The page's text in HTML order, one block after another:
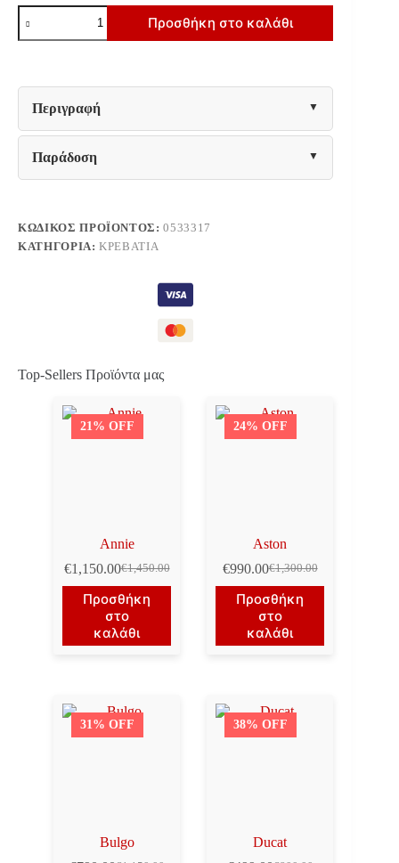
ΚΡΕΒΑΤΙ
ADLER
ΜΕΛΑΜΙΝΗΣ
ΣΤΡΩΜΑ
90Χ200εκ.
ΒΕΓΓΕ
HM2433.02
ποσότητα
Προσθήκη στο καλάθι
Περιγραφή
Παράδοση
ΚΩΔΙΚΌΣ ΠΡΟΪΌΝΤΟΣ:0533317
ΚΑΤΗΓΟΡΊΑ:ΚΡΕΒΆΤΙΑ
Top-Sellers Προϊόντα μας
21% OFF
Annie
€1,450.00
Original
price
was:
€1,450.00.
€1,150.00Η
τρέχουσα
τιμή
είναι:
€1,150.00.
Προσθήκη
στο
καλάθι
24% OFF
Aston
€1,300.00
Original
price
was:
€1,300.00.
€990.00Η
τρέχουσα
τιμή
είναι:
€990.00.
Προσθήκη
στο
καλάθι
31% OFF
Bulgo
38% OFF
Ducat